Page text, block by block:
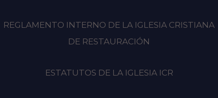
REGLAMENTO INTERNO DE LA IGLESIA CRISTIANA
DE RESTAURACIÓN
ESTATUTOS DE LA IGLESIA ICR